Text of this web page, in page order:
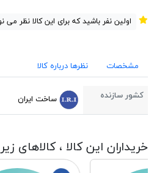
اولین نفر باشید که برای این کالا نظر می
مشخصات نظرها درباره کالا
کشور سازنده ساخت ایران
خریداران این کالا ، کالاهای